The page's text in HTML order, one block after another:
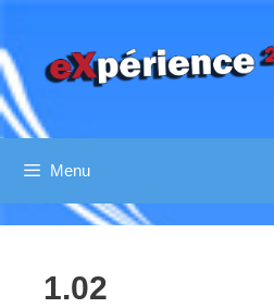
contenu
Menu
1.02